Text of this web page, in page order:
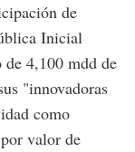
de
Inicial
4,100 mdd de
"innovadoras
como
valor de